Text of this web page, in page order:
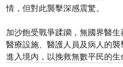
情，但對此襲擊深感震驚。​
加沙飽受戰爭蹂躪，無國界醫
醫療設施、醫護人員及病人的
進入境內，以挽救無數平民的生